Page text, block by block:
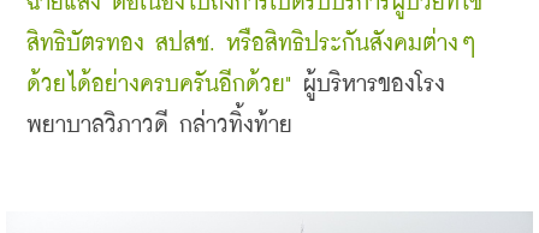
สิทธิบัตรทอง สปสช. หรือสิทธิประกันสังคมต่างๆ
ด้วยได้อย่างครบครันอีกด้วย" ผู้บริหารของโรง
พยาบาลวิภาวดี กล่าวทิ้งท้าย